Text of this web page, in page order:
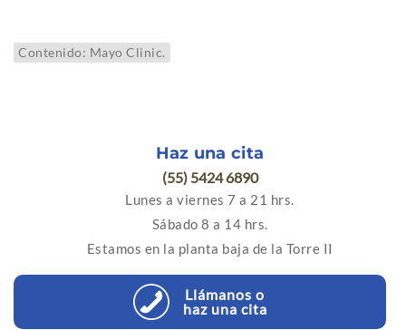
Contenido: Mayo Clinic.
Haz una cita
(55) 5424 6890
Lunes a viernes 7 a 21 hrs.
Sábado 8 a 14 hrs.
Estamos en la planta baja de la Torre II
Llámanos o
haz una cita